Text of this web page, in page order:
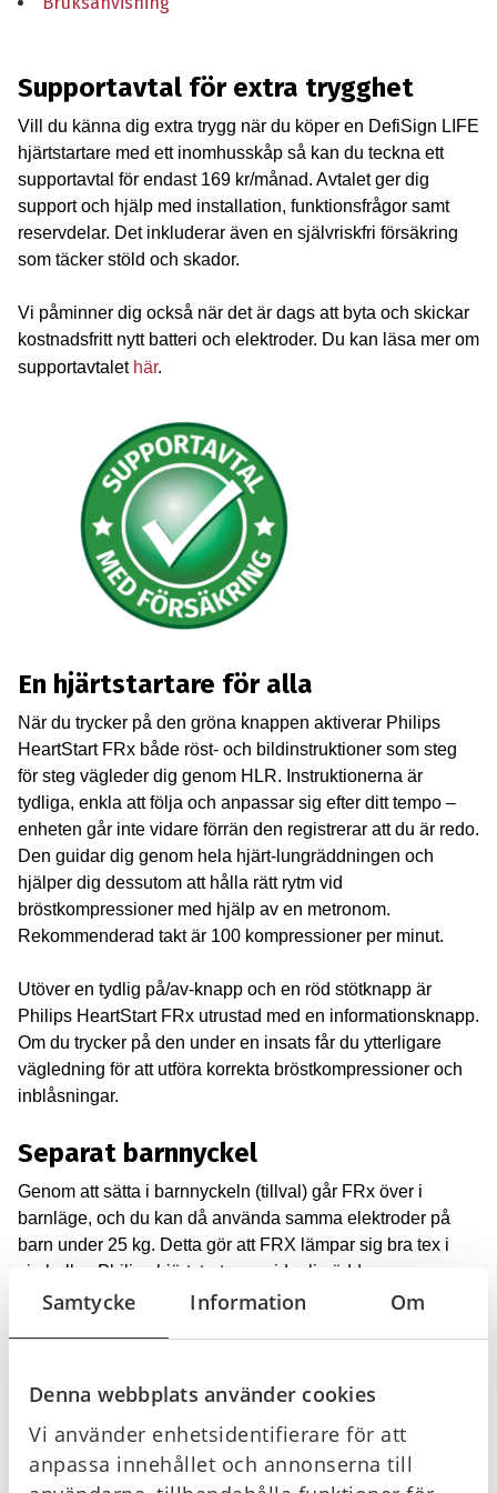
Samtycke Information Om
Denna webbplats använder cookies
Vi använder enhetsidentifierare för att
anpassa innehållet och annonserna till
Supportavtal för extra trygghet
Vill du känna dig extra trygg när du köper en DefiSign LIFE
hjärtstartare med ett inomhusskåp så kan du teckna ett
supportavtal för endast 169 kr/månad. Avtalet ger dig
support och hjälp med installation, funktionsfrågor samt
reservdelar. Det inkluderar även en självriskfri försäkring
som täcker stöld och skador.
Vi påminner dig också när det är dags att byta och skickar
kostnadsfritt nytt batteri och elektroder. Du kan läsa mer om
supportavtalet här.
En hjärtstartare för alla
När du trycker på den gröna knappen aktiverar Philips
HeartStart FRx både röst- och bildinstruktioner som steg
för steg vägleder dig genom HLR. Instruktionerna är
tydliga, enkla att följa och anpassar sig efter ditt tempo –
enheten går inte vidare förrän den registrerar att du är redo.
Den guidar dig genom hela hjärt-lungräddningen och
hjälper dig dessutom att hålla rätt rytm vid
bröstkompressioner med hjälp av en metronom.
Rekommenderad takt är 100 kompressioner per minut.
Utöver en tydlig på/av-knapp och en röd stötknapp är
Philips HeartStart FRx utrustad med en informationsknapp.
Om du trycker på den under en insats får du ytterligare
vägledning för att utföra korrekta bröstkompressioner och
inblåsningar.
Separat barnnyckel
Genom att sätta i barnnyckeln (tillval) går FRx över i
barnläge, och du kan då använda samma elektroder på
barn under 25 kg. Detta gör att FRX lämpar sig bra tex i
simhallar. Philips hjärtstartare guidar livräddaren genom
tydliga, talade röstinstruktioner hur man ska utföra hjärt-
DefiSign Inomhusskåp till
hjärtstartare med larm, Grön